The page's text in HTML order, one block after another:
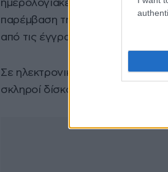
ημερολογιακές ημέρες.
παρέμβαση της εταιρείας
από τις έγγραφες επικοινωνίες
Σε ηλεκτρονικούς υπολογιστές
σκληροί δίσκοι πολλοί από τους